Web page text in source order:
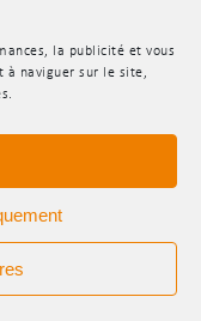
la publicité et vous
à naviguer sur le site,